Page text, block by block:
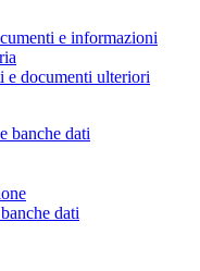
e informazioni
e documenti ulteriori
banche dati
dati